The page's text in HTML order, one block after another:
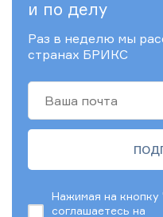
и по делу
Раз в неделю мы
странах БРИКС
Нажимая на кнопку
соглашаетесь на